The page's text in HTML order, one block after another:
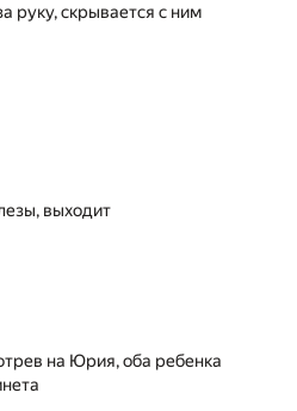
руку, скрывается с ним
выходит
на Юрия, оба ребенка